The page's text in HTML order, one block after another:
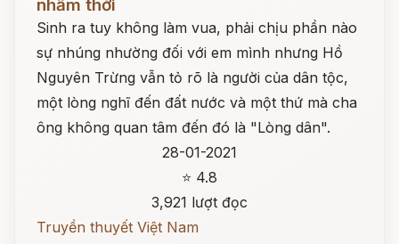
nhầm thời
Sinh ra tuy không làm vua, phải chịu phần nào
sự nhúng nhường đối với em mình nhưng Hồ
Nguyên Trừng vẫn tỏ rõ là người của dân tộc,
một lòng nghĩ đến đất nước và một thứ mà cha
ông không quan tâm đến đó là "Lòng dân".
28-01-2021
⭐ 4.8
3,921 lượt đọc
Truyền thuyết Việt Nam